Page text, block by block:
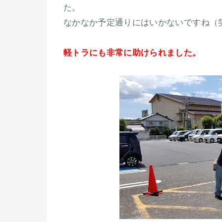
た。
なかなか予定通りにはいかないですね（
軽トラにも非常に助けられました。